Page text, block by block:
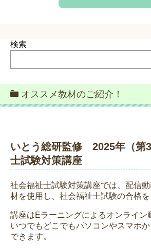
検索
オススメ教材のご紹介！
いとう総研監修 2025年（第
士試験対策講座
社会福祉士試験対策講座では、配信
材を使用し、社会福祉士試験の合格を
講座はEラーニングによるオンライン
いつでもどこでもパソコンやスマホ
できます。